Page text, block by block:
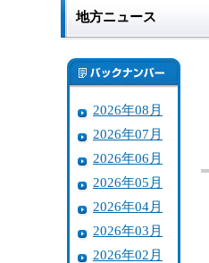
地方ニュース
2026年08月
2026年07月
2026年06月
2026年05月
2026年04月
2026年03月
2026年02月